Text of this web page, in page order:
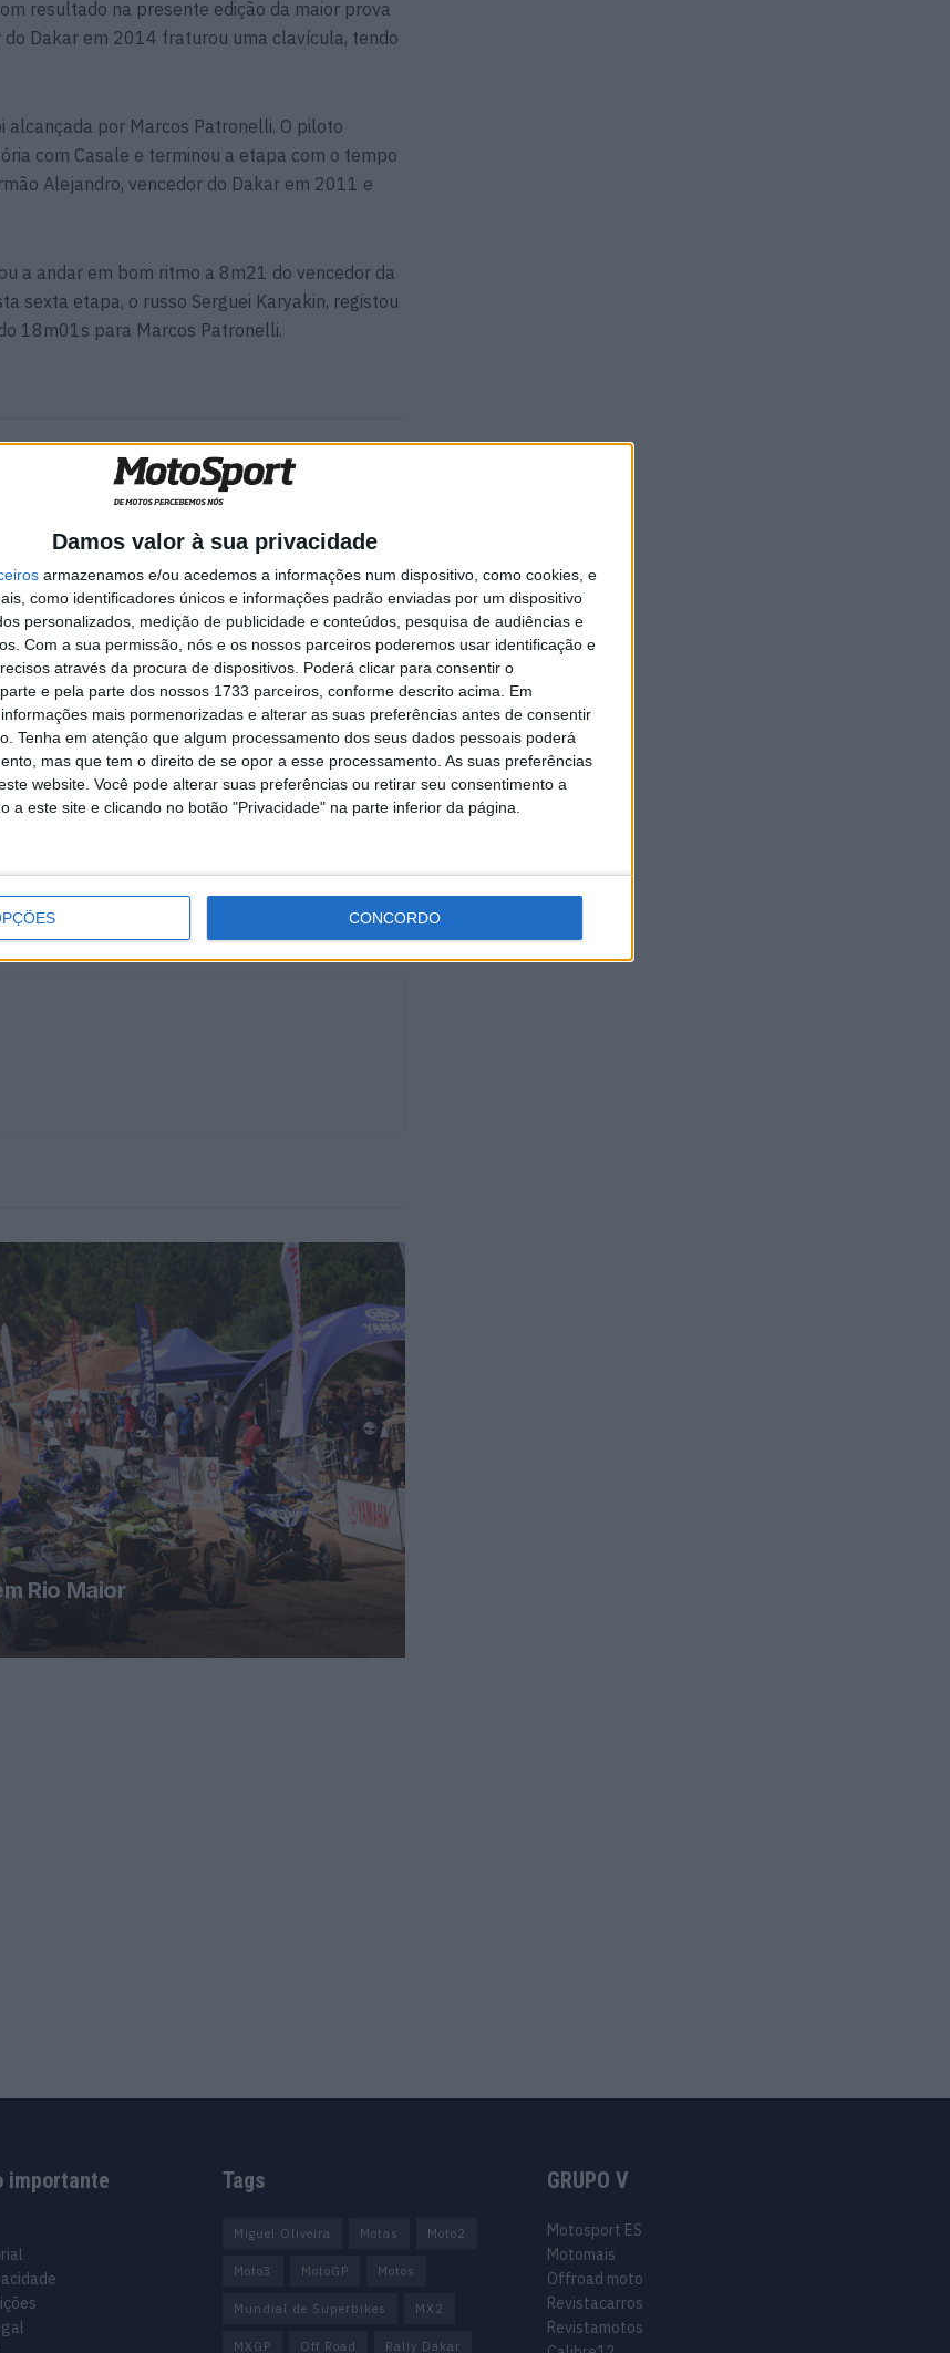
Damos valor à sua privacidade
armazenamos e/ou acedemos a informações num dispositivo, como cookies, e
como identificadores únicos e informações padrão enviadas por um dispositivo
personalizados, medição de publicidade e conteúdos, pesquisa de audiências e
Com a sua permissão, nós e os nossos parceiros poderemos usar identificação e
através da procura de dispositivos. Poderá clicar para consentir o
e pela parte dos nossos 1733 parceiros, conforme descrito acima. Em
mais pormenorizadas e alterar as suas preferências antes de consentir
Tenha em atenção que algum processamento dos seus dados pessoais poderá
mas que tem o direito de se opor a esse processamento. As suas preferências
website. Você pode alterar suas preferências ou retirar seu consentimento a
a este site e clicando no botão "Privacidade" na parte inferior da página.
CONCORDO
resultado na presente edição da maior prova
Dakar em 2014 fraturou uma clavícula, tendo
alcançada por Marcos Patronelli. O piloto
com Casale e terminou a etapa com o tempo
Alejandro, vencedor do Dakar em 2011 e
a andar em bom ritmo a 8m21 do vencedor da
sexta etapa, o russo Serguei Karyakin, registou
18m01s para Marcos Patronelli.
TT: Martim Ventura
conquista o Desafio Ruta 40
e assume a liderança do
2 JUNHO, 2026
é o novo líder dos quads no Dakar,
o seu irmão Alejandro, enquanto Karyakin
Rio Maior
importante Tags
Miguel Oliveira Motas Moto2
Moto3 MotoGP Motos
Mundial de Superbikes MX2
MXGP Off Road Rally Dakar
GRUPO V
Motosport ES
Motomais
Offroad moto
Revistacarros
Revistamotos